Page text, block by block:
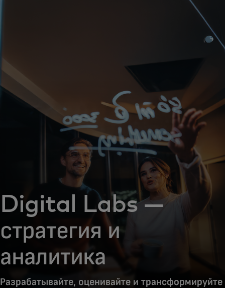
Для всего мира
Для новаторов
Новости и тренды
Digital Labs —
стратегия и
аналитика
Разрабатывайте, оценивайте и трансформируйте